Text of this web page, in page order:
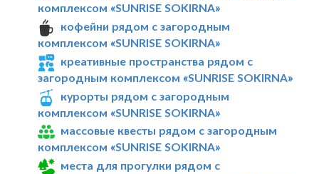
комплексом «SUNRISE SOKIRNA»
кофейни рядом с загородным
комплексом «SUNRISE SOKIRNA»
креативные пространства рядом с
загородным комплексом «SUNRISE SOKIRNA»
курорты рядом с загородным
комплексом «SUNRISE SOKIRNA»
массовые квесты рядом с загородным
комплексом «SUNRISE SOKIRNA»
места для прогулки рядом с